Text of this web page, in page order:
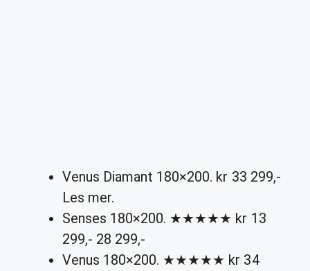
Venus Diamant 180×200. kr 33 299,-
Les mer.
Senses 180×200. ★★★★★ kr 13
299,- 28 299,-
Venus 180×200. ★★★★★ kr 34